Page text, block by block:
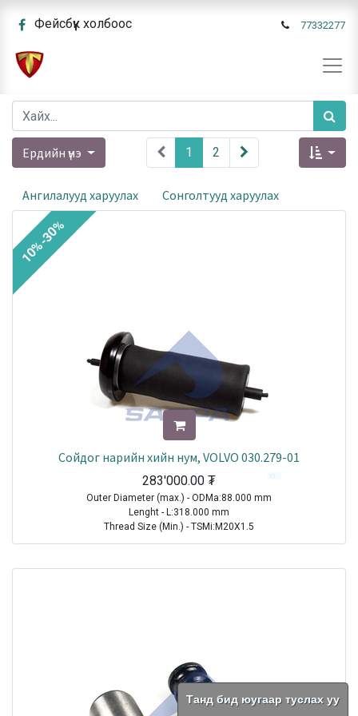
Фейсбүүк холбоос 77332277
Ердийн үнэ 1 2
Ангилалууд харуулах Сонголтууд харуулах
Сойдог нарийн хийн нум, VOLVO 030.279-01
283'000.00 ₮
Outer Diameter (max.) - ODMa:88.000 mm
Lenght - L:318.000 mm
Thread Size (Min.) - TSMi:M20X1.5
Thread Pitch (max.) - TPMa:M12X1.75
TRUCK|VOLVO|FH12|1993-2021
TRUCK|VOLVO|FM9|2001-2005
Sale
10%-30%
Танд бид юугаар туслах уу